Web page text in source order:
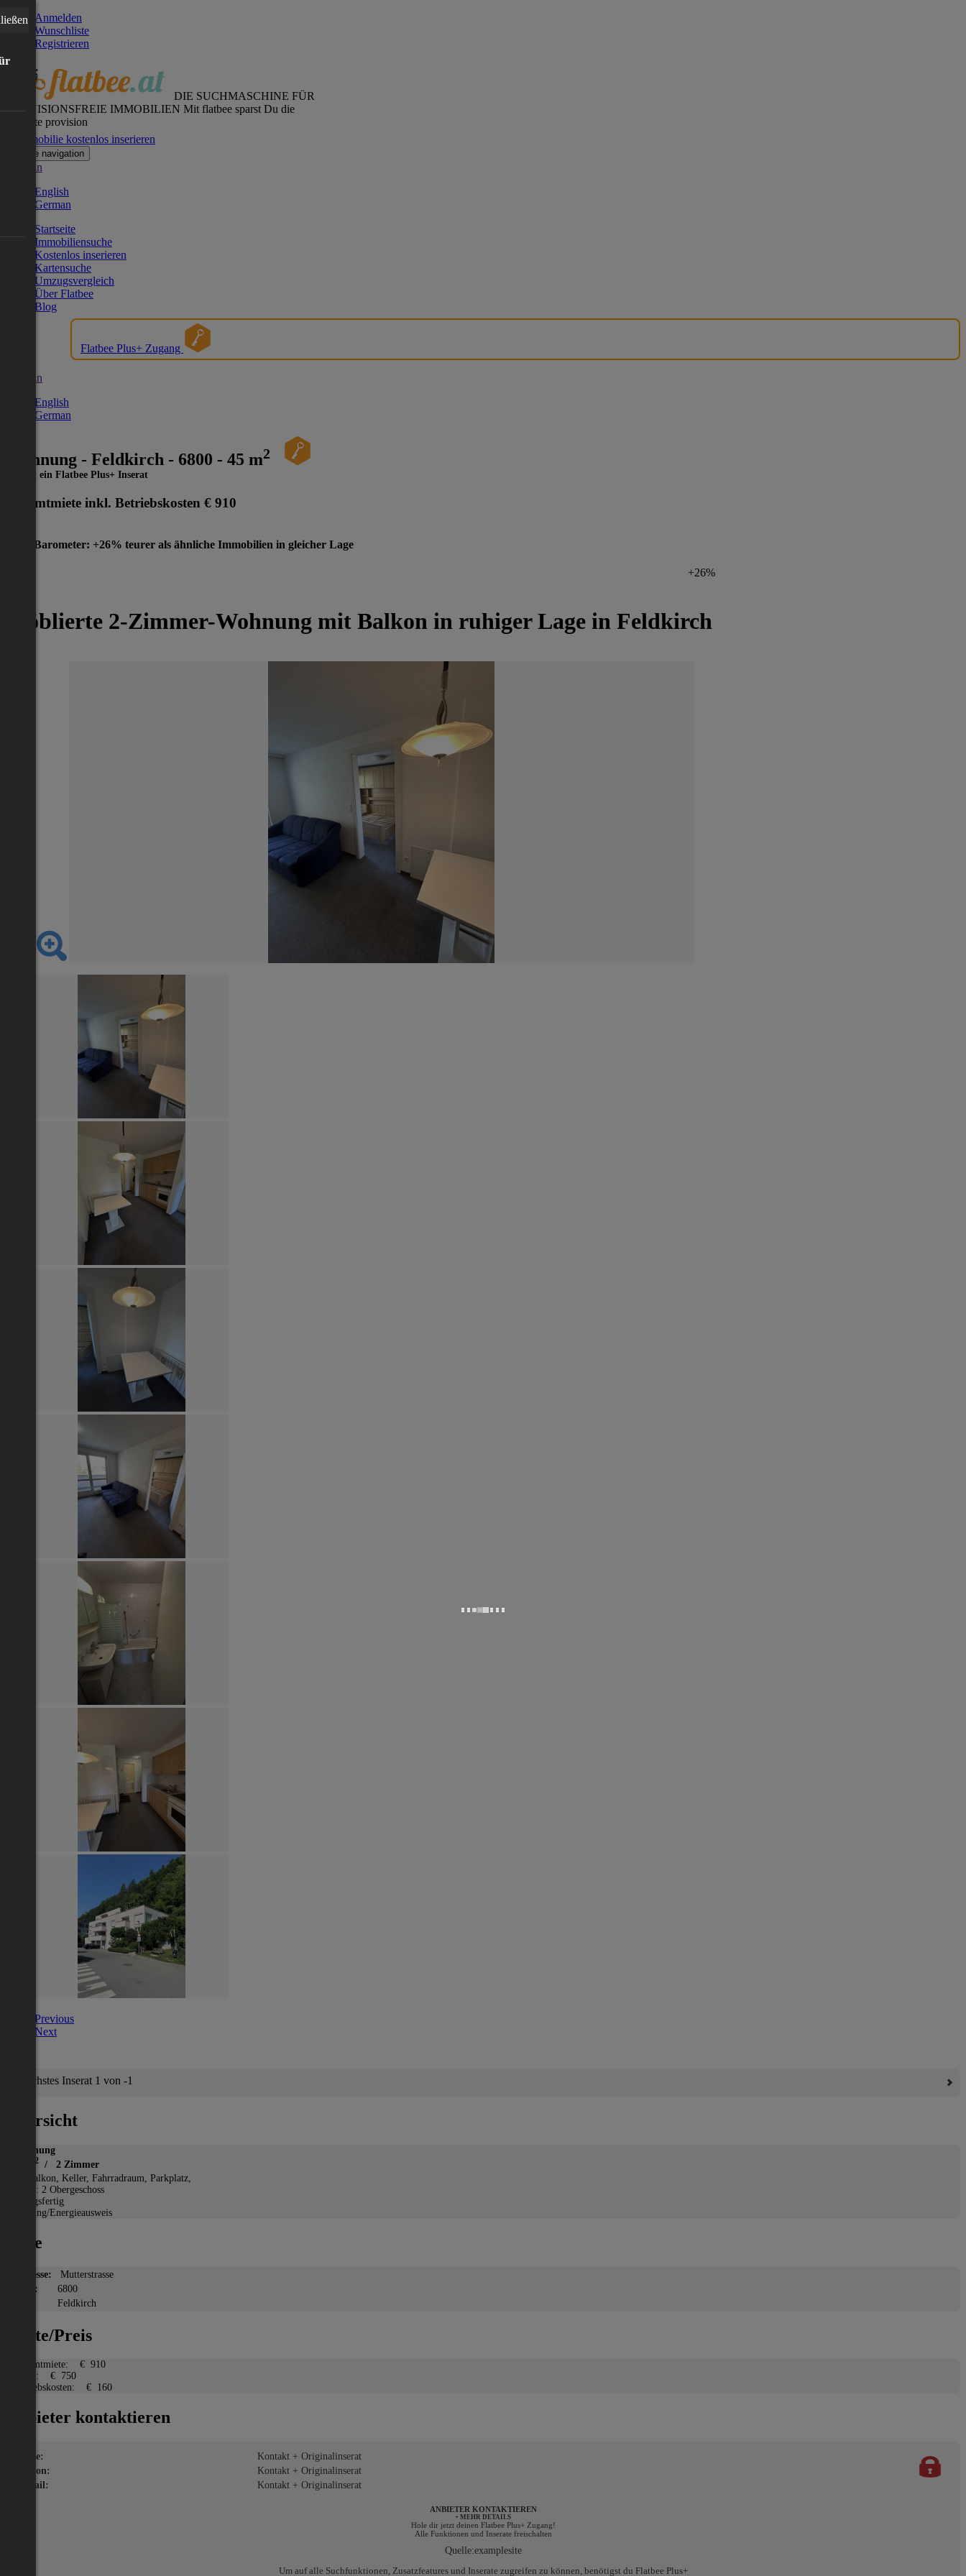
Anmelden
Wunschliste
Registrieren
DIE SUCHMASCHINE FÜR
PROVISIONSFREIE IMMOBILIEN Mit flatbee sparst Du die
gesamte provision
Immobilie kostenlos inserieren
Toggle navigation
German
English
German
Startseite
Immobiliensuche
Kostenlos inserieren
Kartensuche
Umzugsvergleich
Über Flatbee
Blog
Flatbee Plus+ Zugang
German
English
German
Wohnung - Feldkirch - 6800 - 45 m2
Dies ist ein Flatbee Plus+ Inserat
Gesamtmiete inkl. Betriebskosten € 910
Preis-Barometer: +26% teurer als ähnliche Immobilien in gleicher Lage
+26%
Möblierte 2-Zimmer-Wohnung mit Balkon in ruhiger Lage in Feldkirch
Previous
Next
Nächstes Inserat 1 von -1
Übersicht
Wohnung
2 / 2 Zimmer
Balkon, Keller, Fahrradraum, Parkplatz,
Etage: 2 Obergeschoss
Bezugsfertig
Heizung/Energieausweis
Lage
Adresse:
Mutterstrasse
PLZ:
6800
Feldkirch
Miete/Preis
Gesamtmiete:
€ 910
Miete:
€ 750
Betriebskosten:
€ 160
Anbieter kontaktieren
Name:
Kontakt + Originalinserat
Telefon:
Kontakt + Originalinserat
E-Mail:
Kontakt + Originalinserat
ANBIETER KONTAKTIEREN
+ MEHR DETAILS
Hole dir jetzt deinen Flatbee Plus+ Zugang!
Alle Funktionen und Inserate freischalten
Quelle:examplesite
Um auf alle Suchfunktionen, Zusatzfeatures und Inserate zugreifen zu können, benötigst du Flatbee Plus+